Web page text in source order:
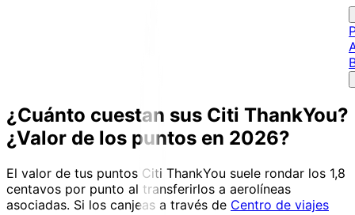
¿Cuánto cuestan sus Citi ThankYou?
¿Valor de los puntos en 2026?
El valor de tus puntos Citi ThankYou suele rondar los 1,8
centavos por punto al transferirlos a aerolíneas
asociadas. Si los canjeas a través de Centro de viajes